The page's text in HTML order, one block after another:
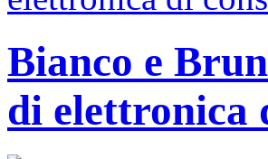
Bianco e
di elettronica